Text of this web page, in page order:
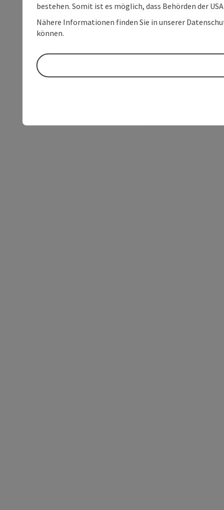
bestehen. Somit ist es möglich, dass Behörden der
Nähere Informationen finden Sie in unserer
können.